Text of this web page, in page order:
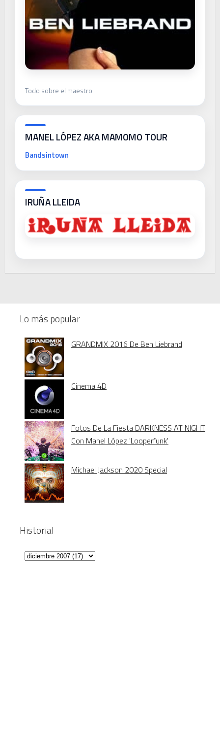
Todo sobre el maestro
MANEL LÓPEZ AKA MAMOMO TOUR
Bandsintown
IRUÑA LLEIDA
Lo más popular
GRANDMIX 2016 De Ben Liebrand
Cinema 4D
Fotos De La Fiesta DARKNESS AT NIGHT
Con Manel López 'Looperfunk'
Michael Jackson 2020 Special
Historial